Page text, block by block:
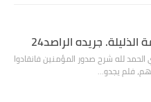
الذليلة. جريده الراصد24
الحمد لله شرح صدور المؤمنين فانقادوا
فلم يجدو…